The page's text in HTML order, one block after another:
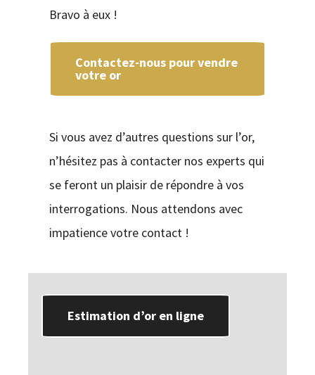
Bravo à eux !
Contactez-nous pour vendre
votre or
Si vous avez d’autres questions sur l’or,
n’hésitez pas à contacter nos experts qui
se feront un plaisir de répondre à vos
interrogations. Nous attendons avec
impatience votre contact !
Estimation d’or en ligne